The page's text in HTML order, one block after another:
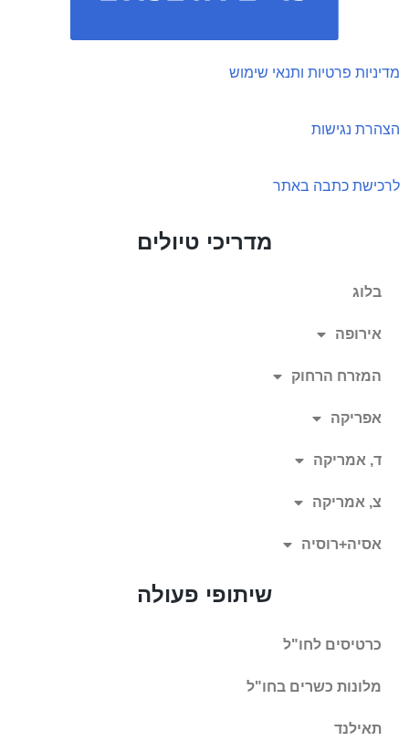
מדיניות פרטיות ותנאי שימוש
הצהרת נגישות
לרכישת כתבה באתר
מדריכי טיולים
בלוג
אירופה
המזרח הרחוק
אפריקה
ד, אמריקה
צ, אמריקה
אסיה+רוסיה
שיתופי פעולה
כרטיסים לחו"ל
מלונות כשרים בחו"ל
תאילנד